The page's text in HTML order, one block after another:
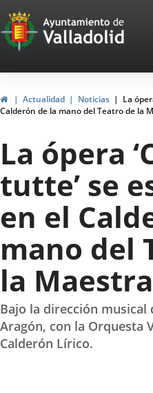
Portal
Web
del
de
Valladolid
HomeActualidad Noticias
La
Calderón de la mano del Teatro de la
La ópera
tutte’ se
en el
mano del
la
Bajo la dirección musical
Aragón, con la Orquesta
Calderón Lírico.